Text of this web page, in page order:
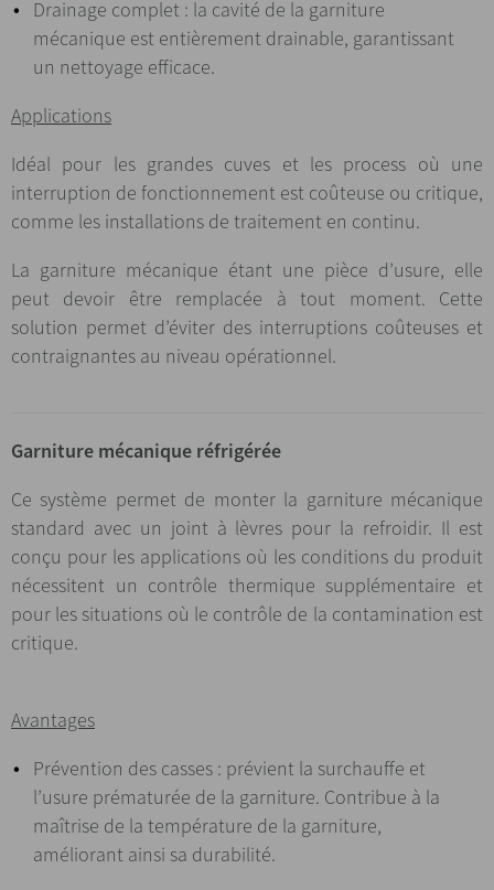
Drainage complet : la cavité de la garniture
mécanique est entièrement drainable, garantissant
un nettoyage efficace.
Applications
Idéal pour les grandes cuves et les process où une
interruption de fonctionnement est coûteuse ou critique,
comme les installations de traitement en continu.
La garniture mécanique étant une pièce d’usure, elle
peut devoir être remplacée à tout moment. Cette
solution permet d’éviter des interruptions coûteuses et
contraignantes au niveau opérationnel.
Garniture mécanique réfrigérée
Ce système permet de monter la garniture mécanique
standard avec un joint à lèvres pour la refroidir. Il est
conçu pour les applications où les conditions du produit
nécessitent un contrôle thermique supplémentaire et
pour les situations où le contrôle de la contamination est
critique.
Avantages
Prévention des casses : prévient la surchauffe et
l’usure prématurée de la garniture. Contribue à la
maîtrise de la température de la garniture,
améliorant ainsi sa durabilité.